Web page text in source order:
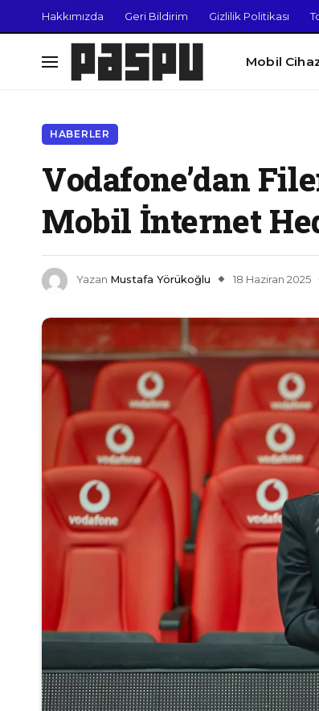
Hakkımızda Geri Bildirim Gizlilik Politikası
Mobil
HABERLER
Vodafone’dan
Mobil İnternet
Yazan Mustafa Yörükoğlu 18 Haziran 2025